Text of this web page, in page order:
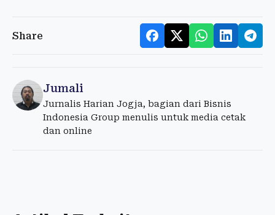
Share
Jumali
Jurnalis Harian Jogja, bagian dari Bisnis
Indonesia Group menulis untuk media cetak
dan online